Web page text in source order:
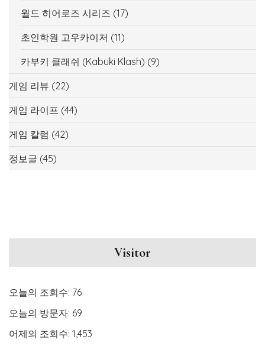
월드 히어로즈 시리즈 (17)
초인학원 고우카이저 (11)
카부키 클래쉬 (Kabuki Klash) (9)
게임 리뷰 (22)
게임 라이프 (44)
게임 칼럼 (42)
정보글 (45)
Visitor
오늘의 조회수: 76
오늘의 방문자: 69
어제의 조회수: 1,453